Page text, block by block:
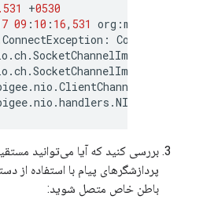
+0530
09 : 10 : 16, 531 org :myorg
ConnectException : Connection
.ch .SocketChannelImpl
.ch .SocketChannelImpl
.nio .ClientChannel
.nio .handlers .NIOThread
بررسی کنید که آیا می‌توانید
پردازشگرهای پیام با استفاده از
باطن خاص متصل شوید: